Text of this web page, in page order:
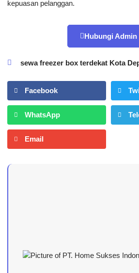
kepuasan pelanggan.
Hubungi Admin
sewa freezer box terdekat Kota
Facebook
WhatsApp
Email